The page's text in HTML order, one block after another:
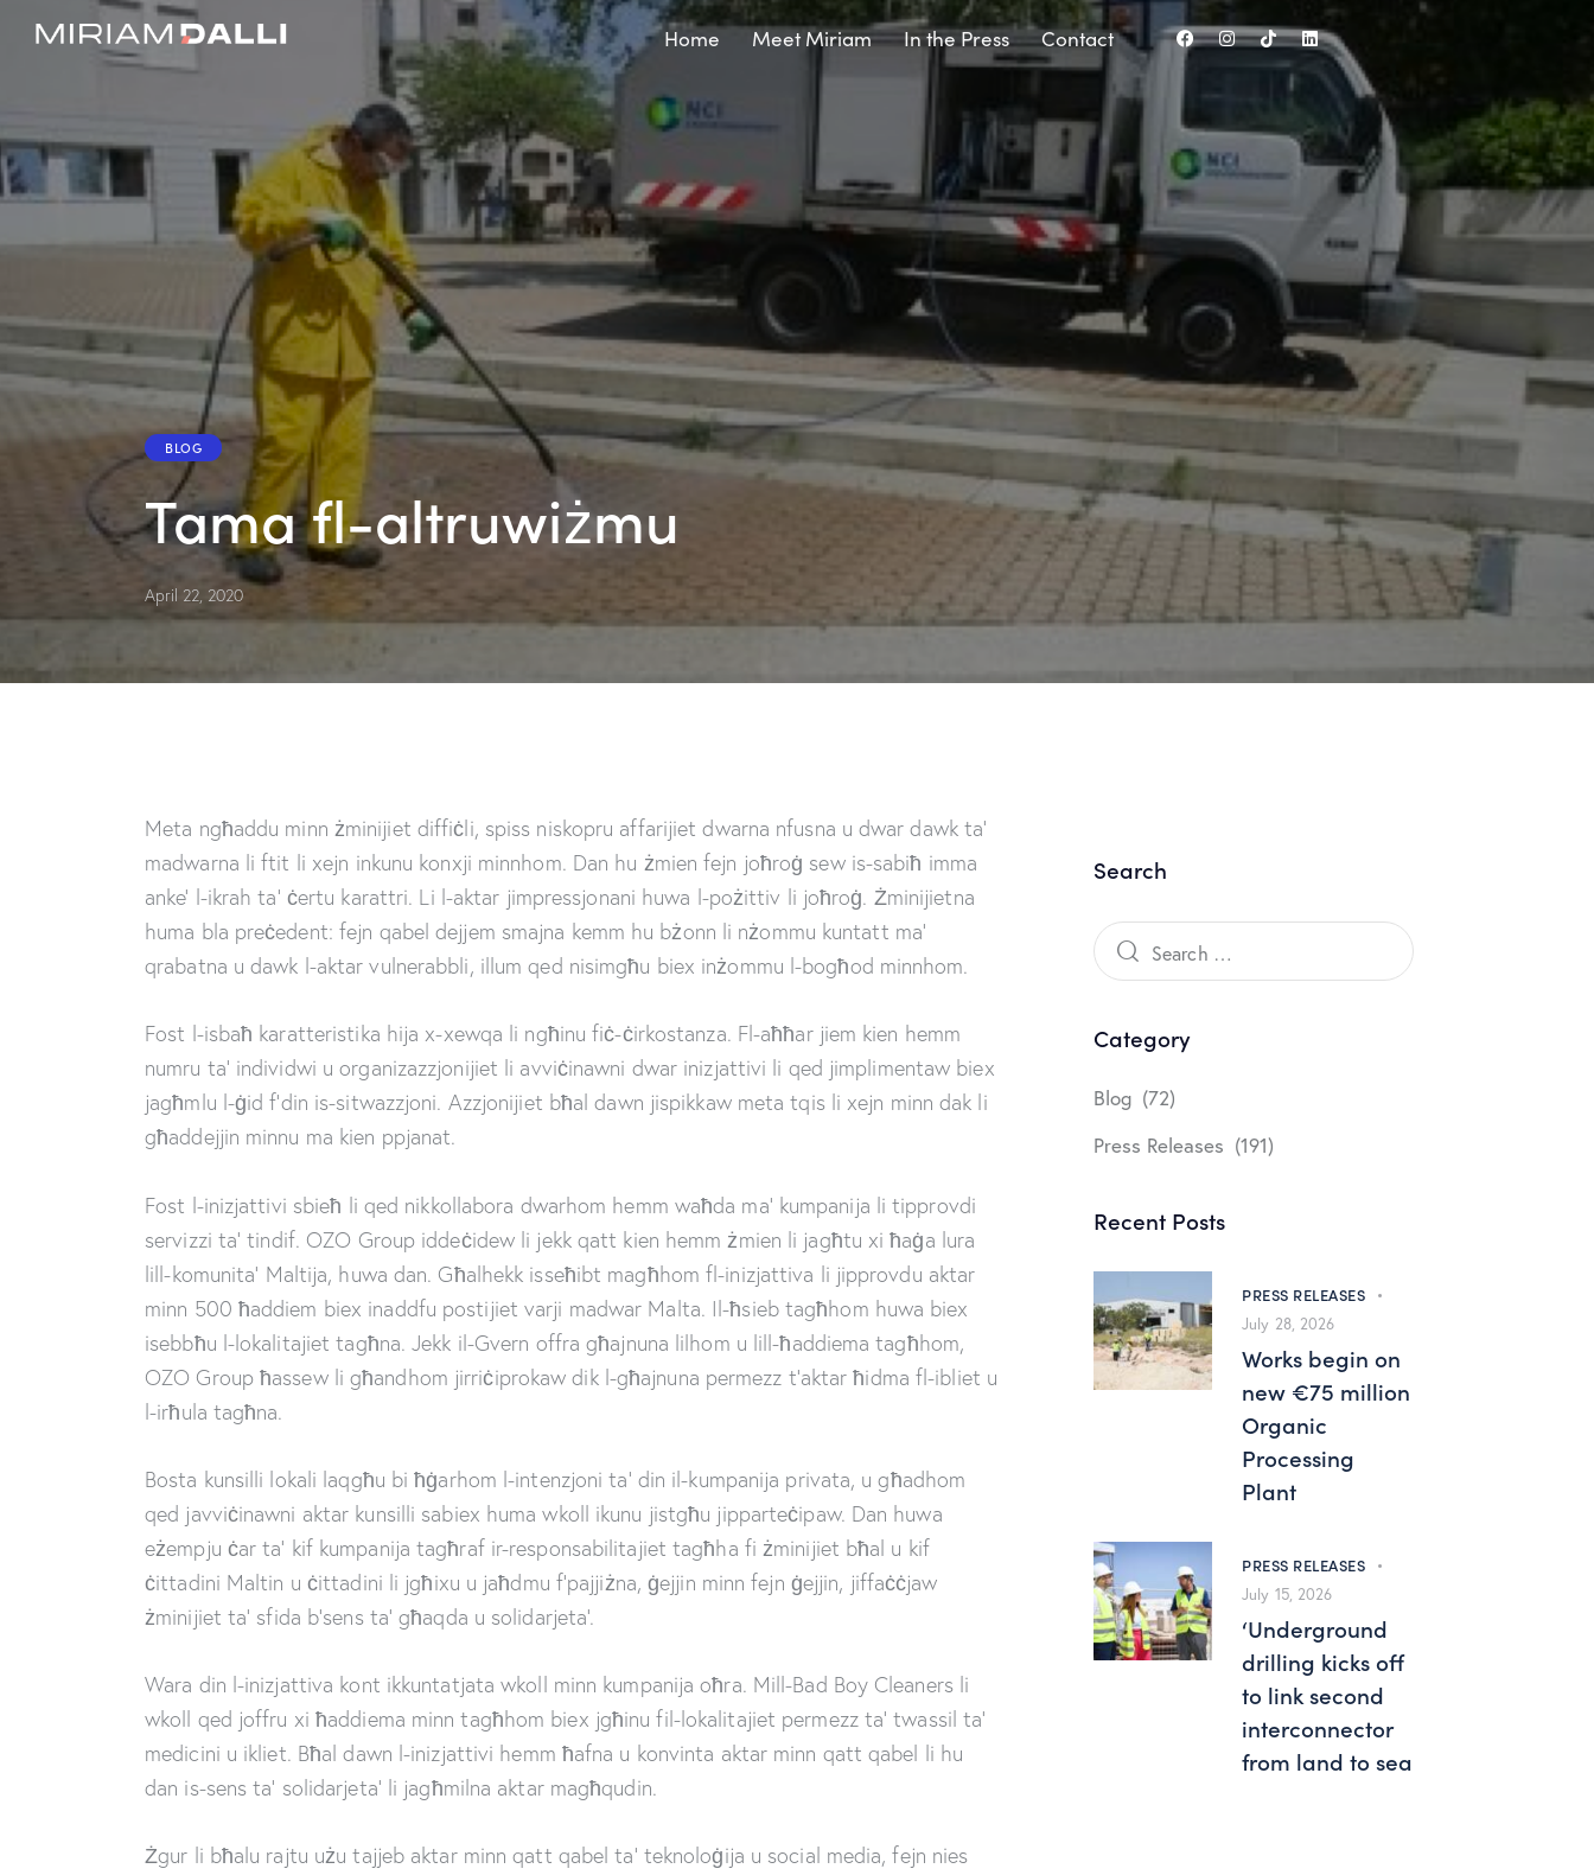
Home Meet Miriam In the Press Contact
BLOG
Tama fl-altruwiżmu
April 22, 2020
Meta ngħaddu minn żminijiet diffiċli, spiss niskopru affarijiet dwarna nfusna u dwar dawk ta’
madwarna li ftit li xejn inkunu konxji minnhom. Dan hu żmien fejn joħroġ sew is-sabiħ imma
anke’ l-ikrah ta’ ċertu karattri. Li l-aktar jimpressjonani huwa l-pożittiv li joħroġ. Żminijietna
huma bla preċedent: fejn qabel dejjem smajna kemm hu bżonn li nżommu kuntatt ma’
qrabatna u dawk l-aktar vulnerabbli, illum qed nisimgħu biex inżommu l-bogħod minnhom.
Fost l-isbaħ karatteristika hija x-xewqa li ngħinu fiċ-ċirkostanza. Fl-aħħar jiem kien hemm
numru ta’ individwi u organizazzjonijiet li avviċinawni dwar inizjattivi li qed jimplimentaw biex
jagħmlu l-ġid f’din is-sitwazzjoni. Azzjonijiet bħal dawn jispikkaw meta tqis li xejn minn dak li
għaddejjin minnu ma kien ppjanat.
Fost l-inizjattivi sbieħ li qed nikkollabora dwarhom hemm waħda ma’ kumpanija li tipprovdi
servizzi ta’ tindif. OZO Group iddeċidew li jekk qatt kien hemm żmien li jagħtu xi ħaġa lura
lill-komunita’ Maltija, huwa dan. Għalhekk isseħibt magħhom fl-inizjattiva li jipprovdu aktar
minn 500 ħaddiem biex inaddfu postijiet varji madwar Malta. Il-ħsieb tagħhom huwa biex
isebbħu l-lokalitajiet tagħna. Jekk il-Gvern offra għajnuna lilhom u lill-ħaddiema tagħhom,
OZO Group ħassew li għandhom jirriċiprokaw dik l-għajnuna permezz t’aktar ħidma fl-ibliet u
l-irħula tagħna.
Bosta kunsilli lokali laqgħu bi ħġarhom l-intenzjoni ta’ din il-kumpanija privata, u għadhom
qed javviċinawni aktar kunsilli sabiex huma wkoll ikunu jistgħu jipparteċipaw. Dan huwa
eżempju ċar ta’ kif kumpanija tagħraf ir-responsabilitajiet tagħha fi żminijiet bħal u kif
ċittadini Maltin u ċittadini li jgħixu u jaħdmu f’pajjiżna, ġejjin minn fejn ġejjin, jiffaċċjaw
żminijiet ta’ sfida b’sens ta’ għaqda u solidarjeta’.
Wara din l-inizjattiva kont ikkuntatjata wkoll minn kumpanija oħra. Mill-Bad Boy Cleaners li
wkoll qed joffru xi ħaddiema minn tagħhom biex jgħinu fil-lokalitajiet permezz ta’ twassil ta’
medicini u ikliet. Bħal dawn l-inizjattivi hemm ħafna u konvinta aktar minn qatt qabel li hu
dan is-sens ta’ solidarjeta’ li jagħmilna aktar magħqudin.
Żgur li bħalu rajtu użu tajjeb aktar minn qatt qabel ta’ teknoloġija u social media, fejn nies
Search
Category
Blog (72)
Press Releases (191)
Recent Posts
PRESS RELEASES
July 28, 2026
Works begin on
new €75 million
Organic
Processing
Plant
PRESS RELEASES
July 15, 2026
‘Underground
drilling kicks off
to link second
interconnector
from land to sea